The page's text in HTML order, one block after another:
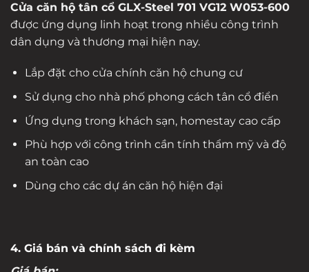
Cửa căn hộ tân cổ GLX-Steel 701 VG12 W053-600
được ứng dụng linh hoạt trong nhiều công trình
dân dụng và thương mại hiện nay.
Lắp đặt cho cửa chính căn hộ chung cư
Sử dụng cho nhà phố phong cách tân cổ điển
Ứng dụng trong khách sạn, homestay cao cấp
Phù hợp với công trình cần tính thẩm mỹ và độ
an toàn cao
Dùng cho các dự án căn hộ hiện đại
4. Giá bán và chính sách đi kèm